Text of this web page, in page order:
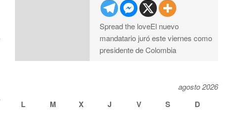
Spread the loveEl nuevo
mandatario juró este viernes como
presidente de Colombia
agosto 2026
L M X J V S D